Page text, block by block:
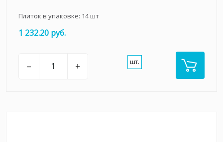
Плиток в упаковке: 14шт
1 232.20 руб.
– + шт.